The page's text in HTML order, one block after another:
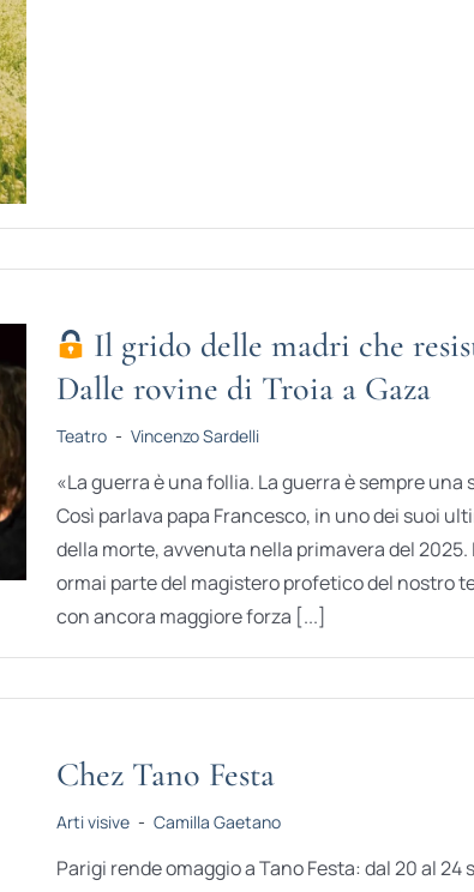
Il grido delle madri che
Dalle rovine di Troia a Gaza
Teatro - Vincenzo Sardelli
«La guerra è una follia. La guerra è sempre
Così parlava papa Francesco, in uno dei suoi
della morte, avvenuta nella primavera del
ormai parte del magistero profetico del nostro
con ancora maggiore forza [...]
Chez Tano Festa
Arti visive - Camilla Gaetano
Parigi rende omaggio a Tano Festa: dal 20 al